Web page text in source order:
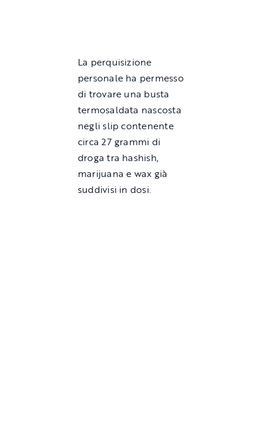
La perquisizione
personale ha permesso
di trovare una busta
termosaldata nascosta
negli slip contenente
circa 27 grammi di
droga tra hashish,
marijuana e wax già
suddivisi in dosi.